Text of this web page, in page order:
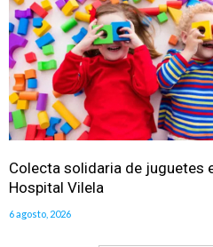
Colecta solidaria de juguetes
Hospital Vilela
6 agosto, 2026